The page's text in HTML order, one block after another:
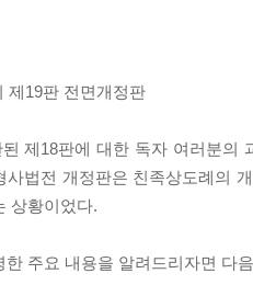
제19판 전면개정판
제18판에 대한 독자 여러분의
사법전 개정판은 친족상도례의
상황이었다.
한 주요 내용을 알려드리자면 다